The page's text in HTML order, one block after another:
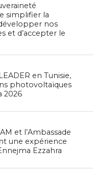
simplifier la
nos
et d’accepter le
en Tunisie,
photovoltaïques
2026
et l’Ambassade
une expérience
Ezzahra